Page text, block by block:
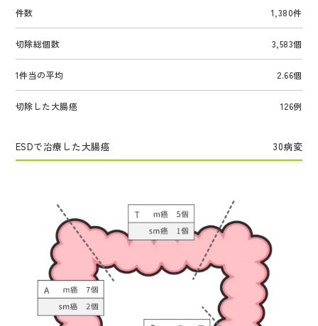
件数 1,380件
切除総個数 3,583個
1件当の平均 2.66個
切除した大腸癌 126例
ESDで治療した大腸癌 30病変